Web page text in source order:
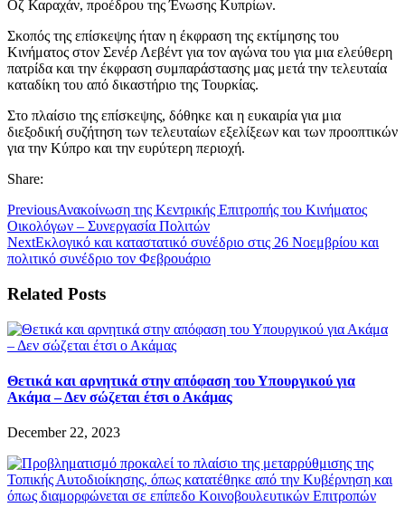
Οζ Καραχάν, προέδρου της Ένωσης Κυπρίων.
Σκοπός της επίσκεψης ήταν η έκφραση της εκτίμησης του
Κινήματος στον Σενέρ Λεβέντ για τον αγώνα του για μια ελεύθερη
πατρίδα και την έκφραση συμπαράστασης μας μετά την τελευταία
καταδίκη του από δικαστήριο της Τουρκίας.
Στο πλαίσιο της επίσκεψης, δόθηκε και η ευκαιρία για μια
διεξοδική συζήτηση των τελευταίων εξελίξεων και των προοπτικών
για την Κύπρο και την ευρύτερη περιοχή.
Share:
PreviousΑνακοίνωση της Κεντρικής Επιτροπής του Κινήματος
Οικολόγων – Συνεργασία Πολιτών
NextΕκλογικό και καταστατικό συνέδριο στις 26 Νοεμβρίου και
πολιτικό συνέδριο τον Φεβρουάριο
Related Posts
Θετικά και αρνητικά στην απόφαση του Υπουργικού για
Ακάμα – Δεν σώζεται έτσι ο Ακάμας
December 22, 2023